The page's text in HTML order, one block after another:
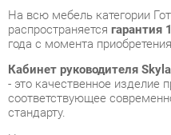
соответствующее
стандарту.
будем рады, если вы
использования, который
будущим покупателям.